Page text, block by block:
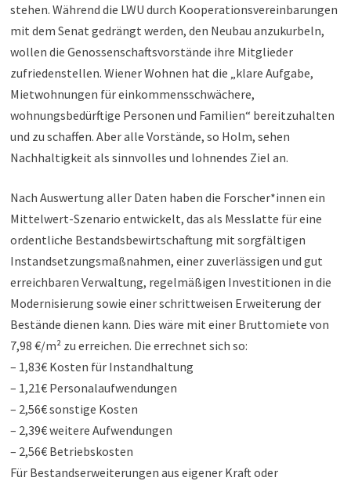
stehen. Während die LWU durch Kooperationsvereinbarungen
mit dem Senat gedrängt werden, den Neubau anzukurbeln,
wollen die Genossenschaftsvorstände ihre Mitglieder
zufriedenstellen. Wiener Wohnen hat die „klare Aufgabe,
Mietwohnungen für einkommensschwächere,
wohnungsbedürftige Personen und Familien“ bereitzuhalten
und zu schaffen. Aber alle Vorstände, so Holm, sehen
Nachhaltigkeit als sinnvolles und lohnendes Ziel an.
Nach Auswertung aller Daten haben die Forscher*innen ein
Mittelwert-Szenario entwickelt, das als Messlatte für eine
ordentliche Bestandsbewirtschaftung mit sorgfältigen
Instandsetzungsmaßnahmen, einer zuverlässigen und gut
erreichbaren Verwaltung, regelmäßigen Investitionen in die
Modernisierung sowie einer schrittweisen Erweiterung der
Bestände dienen kann. Dies wäre mit einer Bruttomiete von
7,98 €/m² zu erreichen. Die errechnet sich so:
– 1,83€ Kosten für Instandhaltung
– 1,21€ Personalaufwendungen
– 2,56€ sonstige Kosten
– 2,39€ weitere Aufwendungen
– 2,56€ Betriebskosten
Für Bestandserweiterungen aus eigener Kraft oder